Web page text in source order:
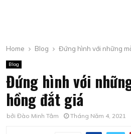
Home Blog Đứng hình với những
Blog
Đứng hình với
hồng đắt giá
bởi Đào Minh Tâm Tháng Năm 4, 2021